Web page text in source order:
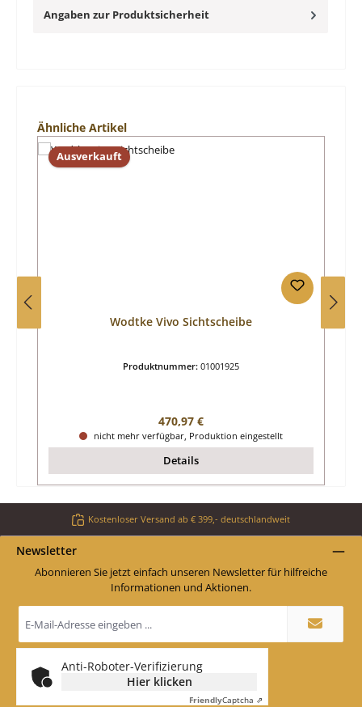
Angaben zur Produktsicherheit
Produktgalerie überspringen
Ähnliche Artikel
Ausverkauft
Wodtke Vivo Sichtscheibe
Produktnummer: 01001925
Regulärer Preis:
470,97 €
nicht mehr verfügbar, Produktion eingestellt
Details
Kostenloser Versand ab € 399,- deutschlandweit
Newsletter
Abonnieren Sie jetzt einfach unseren Newsletter für hilfreiche
Informationen und Aktionen.
Mail-
Adresse
*
Anti-Roboter-Verifizierung
Hier klicken
FriendlyCaptcha ⇗